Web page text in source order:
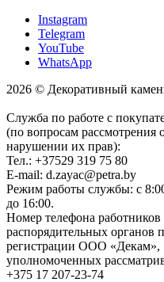
Instagram
Telegram
YouTube
WhatsApp
2026 © Декоративный
Служба по работе с
(по вопросам рассмотрения
нарушении их прав):
Тел.: +37529 319 75 80
E-mail: d.zayac@petra.by
Режим работы службы: с
до 16:00.
Номер телефона
распорядительных органов
регистрации ООО «Декам»,
уполномоченных
+375 17 207-23-74